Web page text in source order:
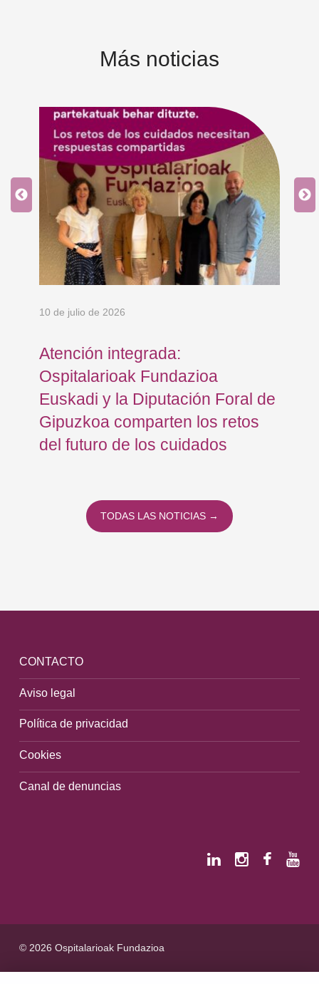
Más noticias
10 de julio de 2026
Atención integrada:
Ospitalarioak Fundazioa
Euskadi y la Diputación Foral de
Gipuzkoa comparten los retos
del futuro de los cuidados
TODAS LAS NOTICIAS →
CONTACTO
Aviso legal
Política de privacidad
Cookies
Canal de denuncias
© 2026 Ospitalarioak Fundazioa